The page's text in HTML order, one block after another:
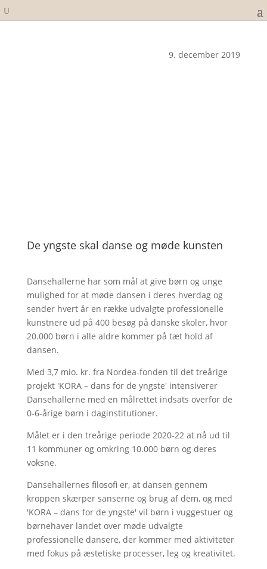
9. december 2019
De yngste skal danse og møde kunsten
Dansehallerne har som mål at give børn og unge
mulighed for at møde dansen i deres hverdag og
sender hvert år en række udvalgte professionelle
kunstnere ud på 400 besøg på danske skoler, hvor
20.000 børn i alle aldre kommer på tæt hold af
dansen.
Med 3,7 mio. kr. fra Nordea-fonden til det treårige
projekt 'KORA – dans for de yngste' intensiverer
Dansehallerne med en målrettet indsats overfor de
0-6-årige børn i daginstitutioner.
Målet er i den treårige periode 2020-22 at nå ud til
11 kommuner og omkring 10.000 børn og deres
voksne.
Dansehallernes filosofi er, at dansen gennem
kroppen skærper sanserne og brug af dem, og med
'KORA – dans for de yngste' vil børn i vuggestuer og
børnehaver landet over møde udvalgte
professionelle dansere, der kommer med aktiviteter
med fokus på æstetiske processer, leg og kreativitet.